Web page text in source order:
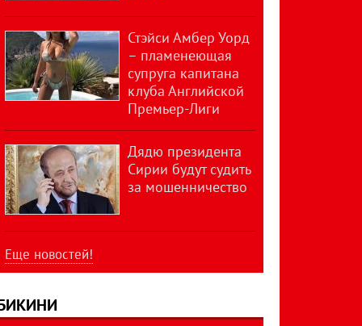
Стэйси Амбер Уорд
– пламенеющая
супруга капитана
клуба Английской
Премьер-Лиги
Дядю президента
Сирии будут судить
за мошенничество
Еще новостей!